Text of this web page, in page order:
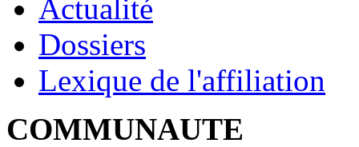
Actualité
Dossiers
Lexique de l'affiliation
COMMUNAUTE